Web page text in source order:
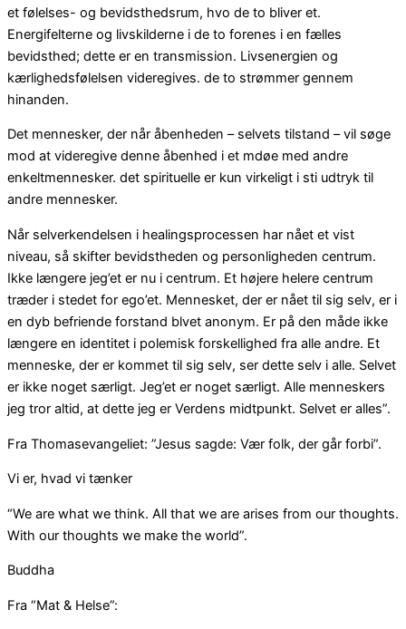
et følelses- og bevidsthedsrum, hvo de to bliver et.
Energifelterne og livskilderne i de to forenes i en fælles
bevidsthed; dette er en transmission. Livsenergien og
kærlighedsfølelsen videregives. de to strømmer gennem
hinanden.
Det mennesker, der når åbenheden – selvets tilstand – vil søge
mod at videregive denne åbenhed i et mdøe med andre
enkeltmennesker. det spirituelle er kun virkeligt i sti udtryk til
andre mennesker.
Når selverkendelsen i healingsprocessen har nået et vist
niveau, så skifter bevidstheden og personligheden centrum.
Ikke længere jeg’et er nu i centrum. Et højere helere centrum
træder i stedet for ego’et. Mennesket, der er nået til sig selv, er i
en dyb befriende forstand blvet anonym. Er på den måde ikke
længere en identitet i polemisk forskellighed fra alle andre. Et
menneske, der er kommet til sig selv, ser dette selv i alle. Selvet
er ikke noget særligt. Jeg’et er noget særligt. Alle menneskers
jeg tror altid, at dette jeg er Verdens midtpunkt. Selvet er alles”.
Fra Thomasevangeliet: ”Jesus sagde: Vær folk, der går forbi”.
Vi er, hvad vi tænker
“We are what we think. All that we are arises from our thoughts.
With our thoughts we make the world”.
Buddha
Fra “Mat & Helse”: